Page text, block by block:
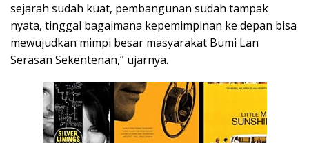
sejarah sudah kuat, pembangunan sudah tampak
nyata, tinggal bagaimana kepemimpinan ke depan bisa
mewujudkan mimpi besar masyarakat Bumi Lan
Serasan Sekentenan,” ujarnya.